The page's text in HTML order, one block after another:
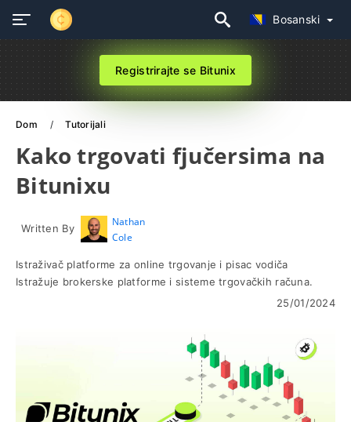
Bosanski
Registrirajte se Bitunix
Dom Tutorijali
Kako trgovati fjučersima na
Bitunixu
Written By
Nathan
Cole
Istraživač platforme za online trgovanje i pisac vodiča
Istražuje brokerske platforme i sisteme trgovačkih računa.
25/01/2024